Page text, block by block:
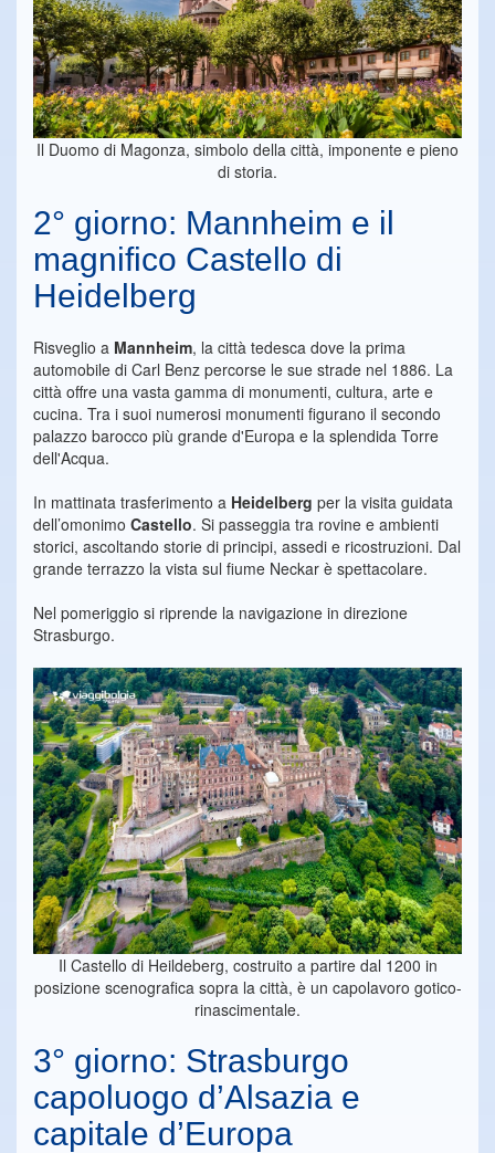
Il Duomo di Magonza, simbolo della città, imponente e pieno
di storia.
2° giorno: Mannheim e il
magnifico Castello di
Heidelberg
Risveglio a Mannheim, la città tedesca dove la prima
automobile di Carl Benz percorse le sue strade nel 1886. La
città offre una vasta gamma di monumenti, cultura, arte e
cucina. Tra i suoi numerosi monumenti figurano il secondo
palazzo barocco più grande d'Europa e la splendida Torre
dell'Acqua.
In mattinata trasferimento a Heidelberg per la visita guidata
dell’omonimo Castello. Si passeggia tra rovine e ambienti
storici, ascoltando storie di principi, assedi e ricostruzioni. Dal
grande terrazzo la vista sul fiume Neckar è spettacolare.
Nel pomeriggio si riprende la navigazione in direzione
Strasburgo.
Il Castello di Heildeberg, costruito a partire dal 1200 in
posizione scenografica sopra la città, è un capolavoro gotico-
rinascimentale.
3° giorno: Strasburgo
capoluogo d’Alsazia e
capitale d’Europa